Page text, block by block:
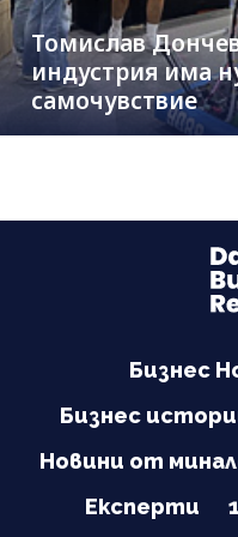
Томислав
индустрия има
самочувствие
Бизнес
Бизнес
Новини от
Експерти